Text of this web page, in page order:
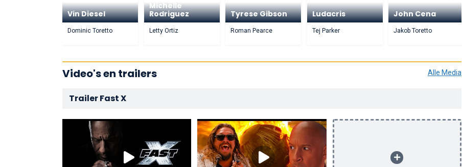
Vin Diesel
Dominic Toretto
Michelle
Rodriguez
Letty Ortiz
Tyrese Gibson
Roman Pearce
Ludacris
Tej Parker
John Cena
Jakob Toretto
Alle Media
Video's en trailers
Trailer Fast X